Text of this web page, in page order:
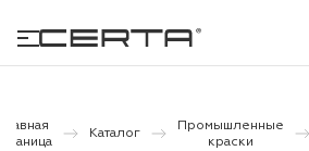
Каталог
Промышленные
краски